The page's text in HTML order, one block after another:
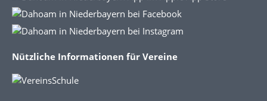
Nützliche Informationen für Vereine